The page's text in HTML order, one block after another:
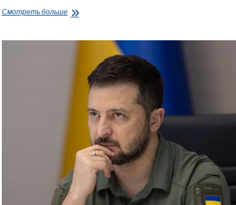
Смотреть большеУ
тривалості
Україні